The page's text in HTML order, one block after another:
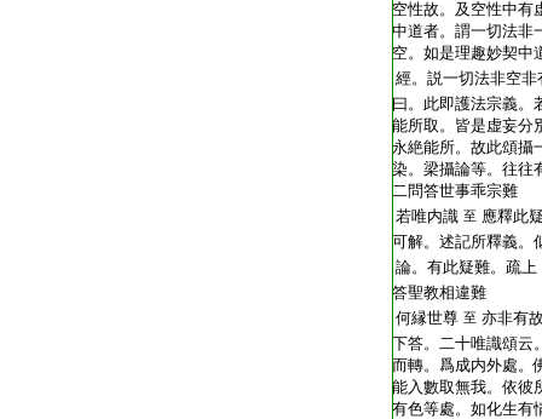
空性故。及空性中有
中道者。謂一切法非
空。如是理趣妙契中
經。説一切法非空非
曰。此即護法宗義。
能所取。皆是虚妄分
永絶能所。故此頌攝
染。梁攝論等。往往
二問答世事乖宗難
若唯内識 至 應釋此
可解。述記所釋義。
論。有此疑難。疏上
答聖教相違難
何縁世尊 至 亦非有
下答。二十唯識頌云
而轉。爲成内外處。
能入數取無我。依彼
有色等處。如化生有